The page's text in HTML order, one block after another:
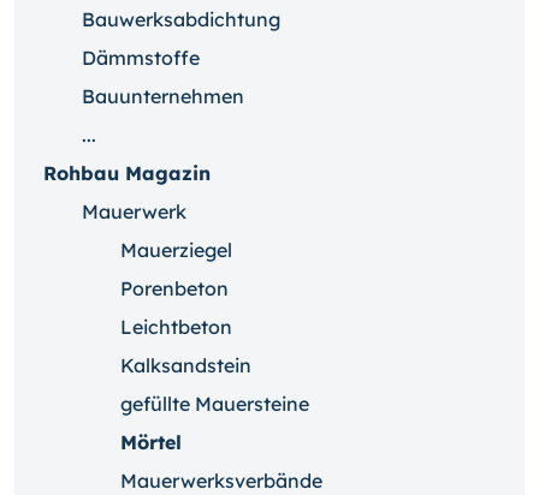
Bauwerksabdichtung
Dämmstoffe
Bauunternehmen
...
Rohbau Magazin
Mauerwerk
Mauerziegel
Porenbeton
Leichtbeton
Kalksandstein
gefüllte Mauersteine
Mörtel
Mauerwerksverbände